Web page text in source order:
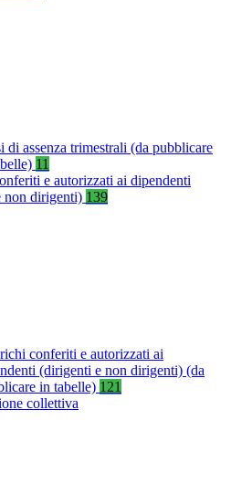
di assenza trimestrali (da pubblicare
11
e autorizzati ai dipendenti
non dirigenti) 139
conferiti e autorizzati ai
(dirigenti e non dirigenti) (da
in tabelle) 121
collettiva